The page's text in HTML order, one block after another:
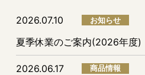
2026.07.10 お知らせ
夏季休業のご案内(2026年度)
2026.06.17 商品情報